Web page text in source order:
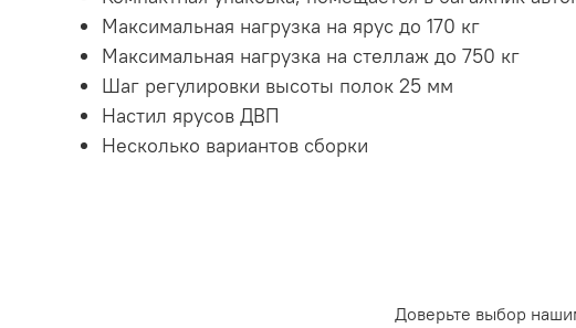
Максимальная нагрузка на ярус до 170 кг
Максимальная нагрузка на стеллаж до 750 кг
Шаг регулировки высоты полок 25 мм
Настил ярусов ДВП
Несколько вариантов сборки
Доверьте выбор